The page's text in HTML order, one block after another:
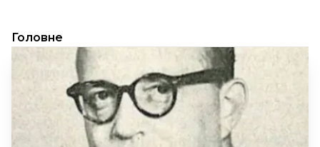
Головне